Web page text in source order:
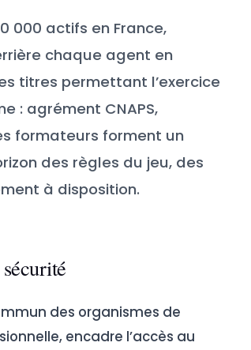
000 actifs en France,
chaque agent en
titres permettant l’exercice
: agrément CNAPS,
formateurs forment un
des règles du jeu, des
à disposition.
des organismes de
encadre l’accès au